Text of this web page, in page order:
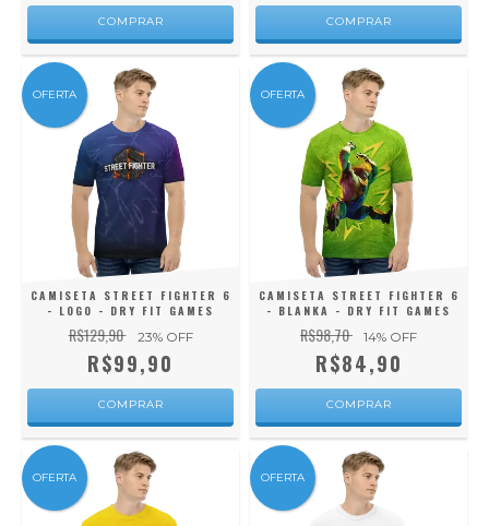
COMPRAR COMPRAR
OFERTA
CAMISETA STREET FIGHTER 6
- LOGO - DRY FIT GAMES
R$129,90 23% OFF
R$99,90
COMPRAR
OFERTA
CAMISETA STREET FIGHTER 6
- BLANKA - DRY FIT GAMES
R$98,70 14% OFF
R$84,90
COMPRAR
OFERTA OFERTA